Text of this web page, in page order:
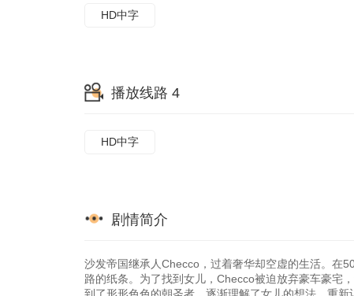
HD中字
播放线路 4
HD中字
剧情简介
沙发帝国继承人Checco，过着奢华却空虚的生活。在
路的纸条。为了找到女儿，Checco被迫放弃豪车豪宅